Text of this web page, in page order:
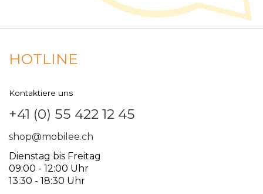
HOTLINE
Kontaktiere uns
+41 (0) 55 422 12 45
shop@mobilee.ch
Dienstag bis Freitag
09:00 - 12:00 Uhr
13:30 - 18:30 Uhr